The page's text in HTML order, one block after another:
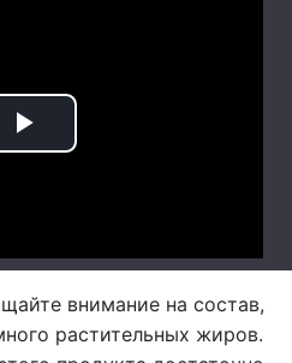
внимание на состав,
растительных жиров.